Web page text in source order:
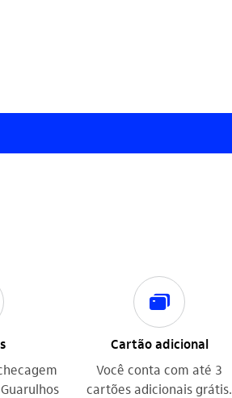
icon-itaufonts_cartoes icon
Cartão adicional
Você conta com até 3
cartões adicionais grátis.